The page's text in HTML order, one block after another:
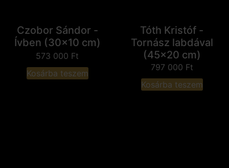
Czobor Sándor -
Ívben (30x10 cm)
573 000 Ft
Kosárba teszem
Tóth Kristóf -
Tornász labdával
(45x20 cm)
797 000 Ft
Kosárba teszem